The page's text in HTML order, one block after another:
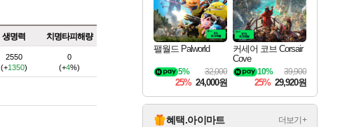
생명력 치명타피해량
2550
(+1350)
0
(+4%)
팰월드 Palworld
32,000
5%
25% 24,000원
커세어 코브 Corsair
Cove
39,900
10%
25% 29,920원
혜택.아이마트 더보기+